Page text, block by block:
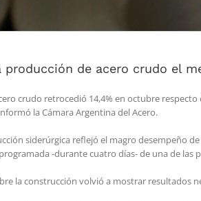
producción de acero crudo el
crudo retrocedió 14,4% en octubre
la Cámara Argentina del Acero.
siderúrgica reflejó el magro desempeño
-durante cuatro días- de una de las
la construcción volvió a mostrar resultados